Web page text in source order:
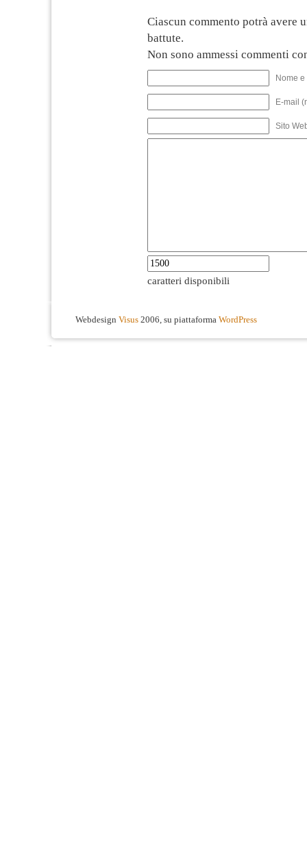
Ciascun commento potrà avere
battute.
Non sono ammessi commenti
Nome
E-mail
Sito
caratteri disponibili
Webdesign Visus 2006, su piattaforma WordPress